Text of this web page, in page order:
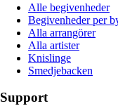
Alle begivenheder
Begivenheder per
Alla arrangörer
Alla artister
Knislinge
Smedjebacken
Support